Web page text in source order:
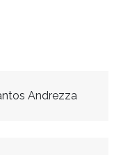
Andrezza